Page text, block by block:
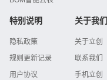
特别说明
隐私政策
规则更新记录
用户协议
关于我们
关于立创
联系我们
手机立创